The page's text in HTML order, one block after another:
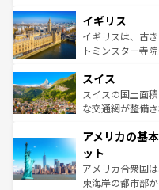
香り高いラベン
らに、パリ以外
も豊かな歴史と
を参照してほし
顔を持つこの国
ルリンの文化的
してライン川沿
は、お酒好きな人には
ドイツ情報はコ
イギリス
イギリスは、古
トミンスター寺
リアごとに異な
ティー、ビール
戦など、本場だ
ンツ一覧を参照
スイス
スイスの国土面
な交通網が整備
の建物がそのま
博物館もあり、
ことができる。
者向けの交通パ
アメリカの基
ット
アメリカ合衆国
東海岸の都市部